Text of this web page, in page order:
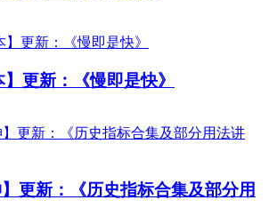
】更新：《慢即是快》
】更新：《历史指标合集及部分用